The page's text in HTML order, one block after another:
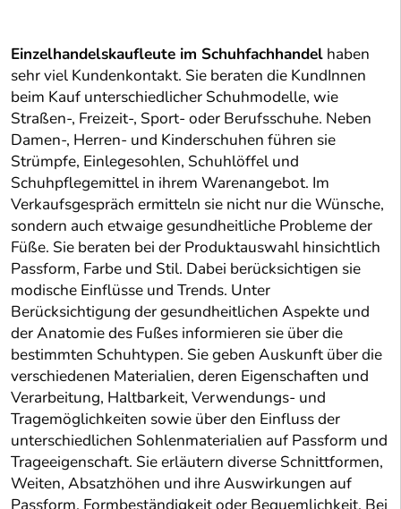
Einzelhandelskaufleute im Schuhfachhandel haben
sehr viel Kundenkontakt. Sie beraten die KundInnen
beim Kauf unterschiedlicher Schuhmodelle, wie
Straßen-, Freizeit-, Sport- oder Berufsschuhe. Neben
Damen-, Herren- und Kinderschuhen führen sie
Strümpfe, Einlegesohlen, Schuhlöffel und
Schuhpflegemittel in ihrem Warenangebot. Im
Verkaufsgespräch ermitteln sie nicht nur die Wünsche,
sondern auch etwaige gesundheitliche Probleme der
Füße. Sie beraten bei der Produktauswahl hinsichtlich
Passform, Farbe und Stil. Dabei berücksichtigen sie
modische Einflüsse und Trends. Unter
Berücksichtigung der gesundheitlichen Aspekte und
der Anatomie des Fußes informieren sie über die
bestimmten Schuhtypen. Sie geben Auskunft über die
verschiedenen Materialien, deren Eigenschaften und
Verarbeitung, Haltbarkeit, Verwendungs- und
Tragemöglichkeiten sowie über den Einfluss der
unterschiedlichen Sohlenmaterialien auf Passform und
Trageeigenschaft. Sie erläutern diverse Schnittformen,
Weiten, Absatzhöhen und ihre Auswirkungen auf